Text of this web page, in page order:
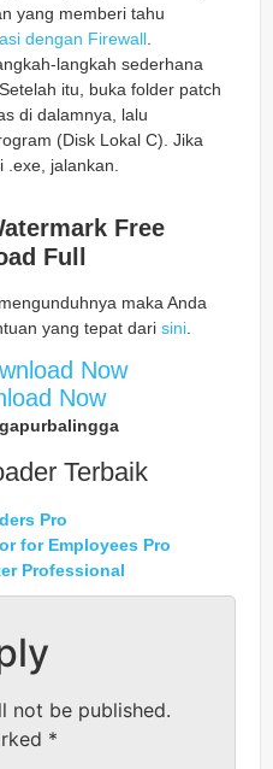
yang memberi tahu
dengan Firewall
langkah sederhana
itu, buka folder patch
di dalamnya, lalu
(Disk Lokal C). Jika
jalankan.
Free
Full
maka Anda
yang tepat dari sini.
Now
Now
Terbaik
Pro
for Employees Pro
Professional
not be published.
*